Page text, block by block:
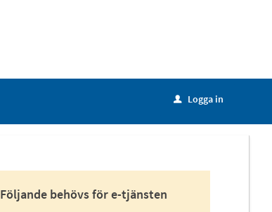
u Logga in
Följande behövs för e-tjänsten